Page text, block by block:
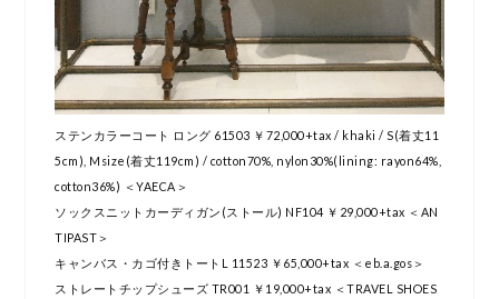
ステンカラーコート ロング 61503 ￥72,000+tax / khaki / S(着丈11
5cm), Msize(着丈119cm) / cotton70%, nylon30%(lining: rayon64%,
cotton36%) ＜YAECA＞
ソックスニットカーディガン(ストール) NF104 ￥29,000+tax ＜AN
TIPAST＞
キャンバス・カゴ付きトートL 11523 ￥65,000+tax ＜eb.a.gos＞
ストレートチップシューズ TR001 ￥19,000+tax ＜TRAVEL SHOES